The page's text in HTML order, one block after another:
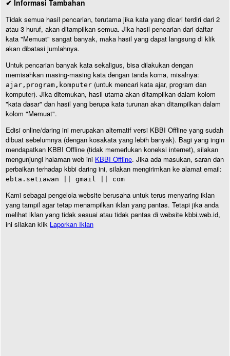
✔ Informasi Tambahan
Tidak semua hasil pencarian, terutama jika kata yang dicari terdiri dari 2
atau 3 huruf, akan ditampilkan semua. Jika hasil pencarian dari daftar
kata "Memuat" sangat banyak, maka hasil yang dapat langsung di klik
akan dibatasi jumlahnya.
Untuk pencarian banyak kata sekaligus, bisa dilakukan dengan
memisahkan masing-masing kata dengan tanda koma, misalnya:
ajar,program,komputer (untuk mencari kata ajar, program dan
komputer). Jika ditemukan, hasil utama akan ditampilkan dalam kolom
"kata dasar" dan hasil yang berupa kata turunan akan ditampilkan dalam
kolom "Memuat".
Edisi online/daring ini merupakan alternatif versi KBBI Offline yang sudah
dibuat sebelumnya (dengan kosakata yang lebih banyak). Bagi yang ingin
mendapatkan KBBI Offline (tidak memerlukan koneksi internet), silakan
mengunjungi halaman web ini KBBI Offline. Jika ada masukan, saran dan
perbaikan terhadap kbbi daring ini, silakan mengirimkan ke alamat email:
ebta.setiawan || gmail || com
Kami sebagai pengelola website berusaha untuk terus menyaring iklan
yang tampil agar tetap menampilkan iklan yang pantas. Tetapi jika anda
melihat iklan yang tidak sesuai atau tidak pantas di website kbbi.web.id,
ini silakan klik Laporkan Iklan